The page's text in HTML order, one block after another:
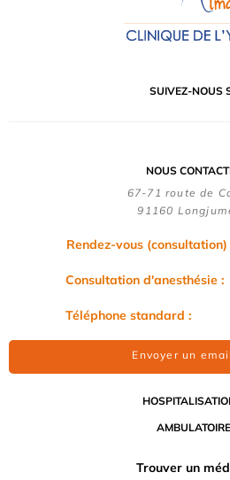
SUIVEZ-NOUS
NOUS
67-71 route de
91160
Rendez-vous (consultation)
Consultation d'anesthésie
Téléphone standard :
Envoyer un email
AMBULATOIRE
Trouver un